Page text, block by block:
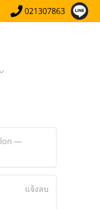
021307863
—
แจ้งลบ